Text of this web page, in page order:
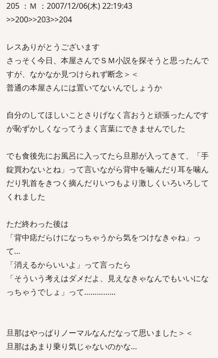
205 ：Ｍ ：2007/12/06(木) 22:19:43
>>200>>203>>204
レスありがとうございます
さっそく今日、本屋さんでＳＭ小説を探そうと思ったんで
すが、なかなか見つけられず断念＞＜
普通の本屋さんには置いてないんでしょうか
自分のしてほしいことさりげなく言おうと頑張ったんです
が恥ずかしくなってうまく言葉にできませんでした
でも食後先にお風呂に入ってたら旦那が入ってきて、「手
錠買わないとね」って言いながら背中を噛んだり耳を噛ん
だり乳首をきつく摘んだりいつもより激しくいろいろして
くれました
ただ終わった後は
「背中痣だらけになっちゃうから気をつけなきゃね」っ
て…
「消えるからいいよ」って言ったら
「そういう考えはダメだよ、見えなきゃなんでもいいにな
っちゃうでしょ」って……………
旦那はやっぱりノーマルなんだなって思いました＞＜
旦那はあまり乗り気じゃないのかな…